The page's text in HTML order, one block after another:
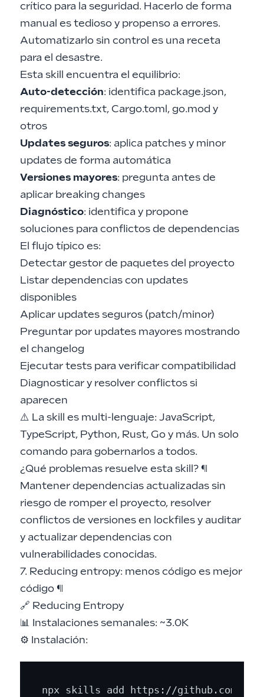
crítico para la seguridad. Hacerlo de forma
manual es tedioso y propenso a errores.
Automatizarlo sin control es una receta
para el desastre.
Esta skill encuentra el equilibrio:
Auto-detección: identifica package.json,
requirements.txt, Cargo.toml, go.mod y
otros
Updates seguros: aplica patches y minor
updates de forma automática
Versiones mayores: pregunta antes de
aplicar breaking changes
Diagnóstico: identifica y propone
soluciones para conflictos de dependencias
El flujo típico es:
Detectar gestor de paquetes del proyecto
Listar dependencias con updates
disponibles
Aplicar updates seguros (patch/minor)
Preguntar por updates mayores mostrando
el changelog
Ejecutar tests para verificar compatibilidad
Diagnosticar y resolver conflictos si
aparecen
⚠️ La skill es multi-lenguaje: JavaScript,
TypeScript, Python, Rust, Go y más. Un solo
comando para gobernarlos a todos.
¿Qué problemas resuelve esta skill? ¶
Mantener dependencias actualizadas sin
riesgo de romper el proyecto, resolver
conflictos de versiones en lockfiles y auditar
y actualizar dependencias con
vulnerabilidades conocidas.
7. Reducing entropy: menos código es mejor
código ¶
🔗 Reducing Entropy
📊 Instalaciones semanales: ~3.0K
⚙️ Instalación: